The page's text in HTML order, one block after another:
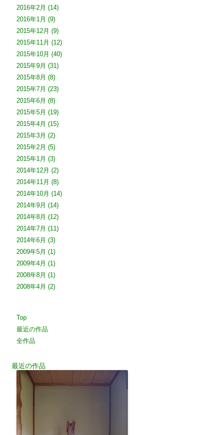
2016年2月 (14)
2016年1月 (9)
2015年12月 (9)
2015年11月 (12)
2015年10月 (40)
2015年9月 (31)
2015年8月 (8)
2015年7月 (23)
2015年6月 (8)
2015年5月 (19)
2015年4月 (15)
2015年3月 (2)
2015年2月 (5)
2015年1月 (3)
2014年12月 (2)
2014年11月 (8)
2014年10月 (14)
2014年9月 (14)
2014年8月 (12)
2014年7月 (11)
2014年6月 (3)
2009年5月 (1)
2009年4月 (1)
2008年8月 (1)
2008年4月 (2)
Top
最近の作品
全作品
最近の作品